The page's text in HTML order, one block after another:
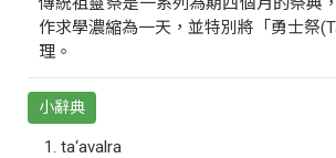
作求學濃縮為一天，並特別將「勇士祭
理。
小辭典
ta‘avalra